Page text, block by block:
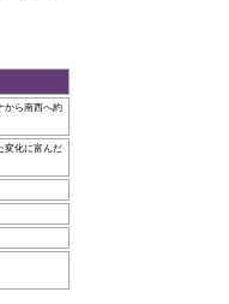
から南西へ約
変化に富んだ